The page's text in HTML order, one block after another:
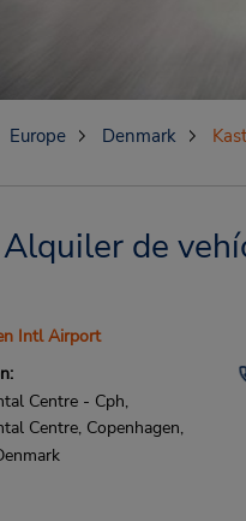
Europe Denmark
de
Intl Airport
Centre - Cph,
Centre, Copenhagen,